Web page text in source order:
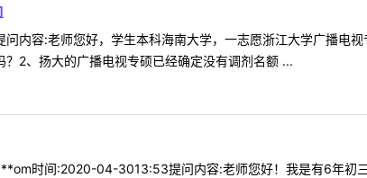
容:老师您好，学生本科海南大学，一志愿浙江大学广播电
2、扬大的广播电视专硕已经确定没有调剂名额 ...
时间:2020-04-3013:53提问内容:老师您好！我是有6年初